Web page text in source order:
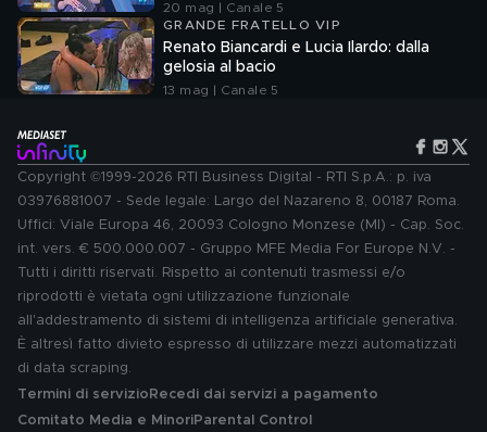
20 mag | Canale 5
GRANDE FRATELLO VIP
Renato Biancardi e Lucia Ilardo: dalla
gelosia al bacio
13 mag | Canale 5
Copyright ©1999-2026 RTI Business Digital - RTI S.p.A.: p. iva
03976881007 - Sede legale: Largo del Nazareno 8, 00187 Roma.
Uffici: Viale Europa 46, 20093 Cologno Monzese (MI) - Cap. Soc.
int. vers. € 500.000.007 - Gruppo MFE Media For Europe N.V. -
Tutti i diritti riservati. Rispetto ai contenuti trasmessi e/o
riprodotti è vietata ogni utilizzazione funzionale
all'addestramento di sistemi di intelligenza artificiale generativa.
È altresì fatto divieto espresso di utilizzare mezzi automatizzati
di data scraping.
Termini di servizio Recedi dai servizi a pagamento
Comitato Media e MinoriParental Control